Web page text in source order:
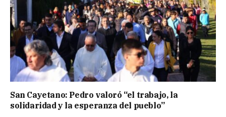
San Cayetano: Pedro valoró “el trabajo, la
solidaridad y la esperanza del pueblo”